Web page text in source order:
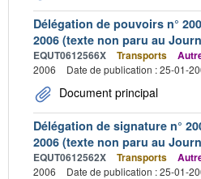
Délégation de pouvoirs n°
2006 (texte non paru au
EQUT0612566X Transports
2006
Date de publication : 25-01-
Document principal
Délégation de signature n°
2006 (texte non paru au
EQUT0612562X Transports
2006
Date de publication : 25-01-